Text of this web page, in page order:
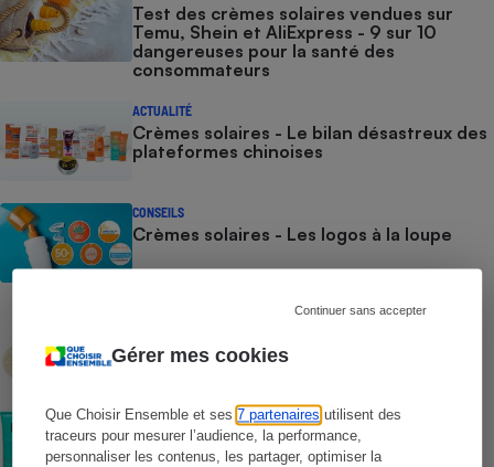
Gérer mes cookies
Que Choisir Ensemble et ses7 partenaires utilisent des
traceurs pour mesurer l’audience, la performance,
personnaliser les contenus, les partager, optimiser la
Continuer sans accepter
Test des crèmes solaires vendues sur
Temu, Shein et AliExpress - 9 sur 10
dangereuses pour la santé des
consommateurs
ACTUALITÉ
Crèmes solaires - Le bilan désastreux des
plateformes chinoises
CONSEILS
Crèmes solaires - Les logos à la loupe
COMMENT NOUS TESTONS
Crèmes solaires visage - Le protocole